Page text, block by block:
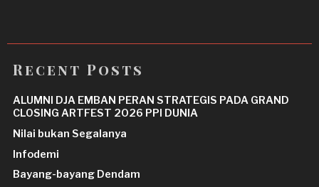
Recent Posts
ALUMNI DJA EMBAN PERAN STRATEGIS PADA GRAND
CLOSING ARTFEST 2026 PPI DUNIA
Nilai bukan Segalanya
Infodemi
Bayang-bayang Dendam